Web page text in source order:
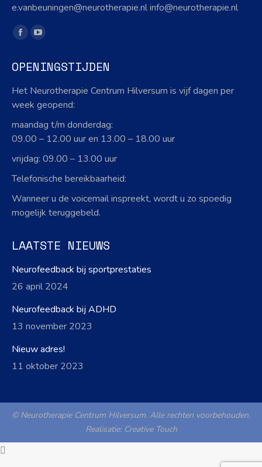
e.vanbeuningen@neurotherapie.nl info@neurotherapie.nl
Vind ons op:
Facebook
opens
in
new
YouTube
opens
new
OPENINGSTIJDEN
Het Neurotherapie Centrum Hilversum is vijf dagen per
week geopend:
maandag t/m donderdag:
09.00 – 12.00 uur en 13.00 – 18.00 uur
vrijdag: 09.00 – 13.00 uur
Telefonische bereikbaarheid:
Wanneer u de voicemail inspreekt, wordt u zo spoedig
mogelijk teruggebeld.
LAATSTE NIEUWS
Neurofeedback bij sportprestaties
26 april 2024
Neurofeedback bij ADHD
13 november 2023
Nieuw adres!
11 oktober 2023
© Neurotherapie Centrum Hilversum. Alle rechten voorbehouden.
Realisatie: Creative Touch